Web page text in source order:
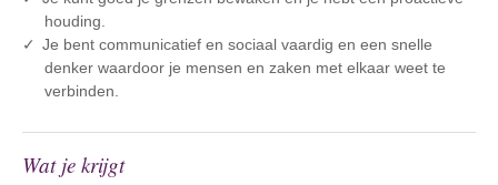
houding.
Je bent communicatief en sociaal vaardig en een snelle
denker waardoor je mensen en zaken met elkaar weet te
verbinden.
Wat je krijgt